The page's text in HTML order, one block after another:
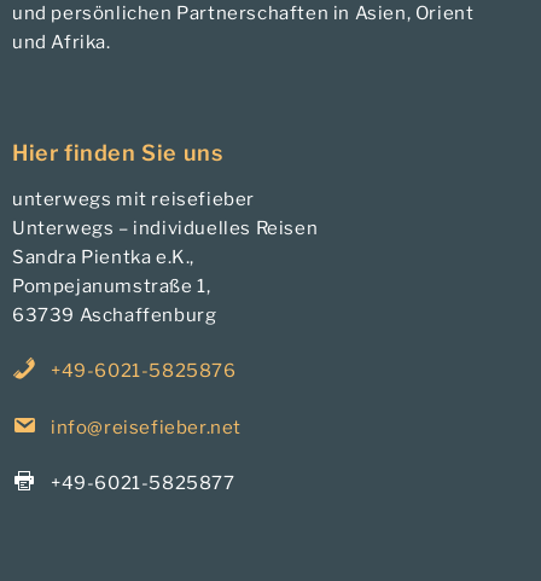
und persönlichen Partnerschaften in Asien, Orient
und Afrika.
Hier finden Sie uns
unterwegs mit reisefieber
Unterwegs – individuelles Reisen
Sandra Pientka e.K.,
Pompejanumstraße 1,
63739 Aschaffenburg
+49-6021-5825876
info@reisefieber.net
+49-6021-5825877